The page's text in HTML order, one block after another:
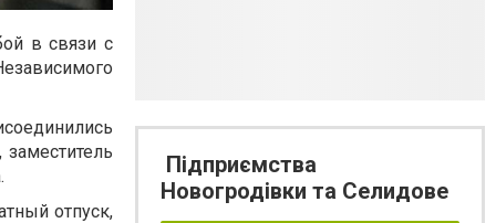
в связи с
отпуск,
Підприємства
Новогродівки та Селидове